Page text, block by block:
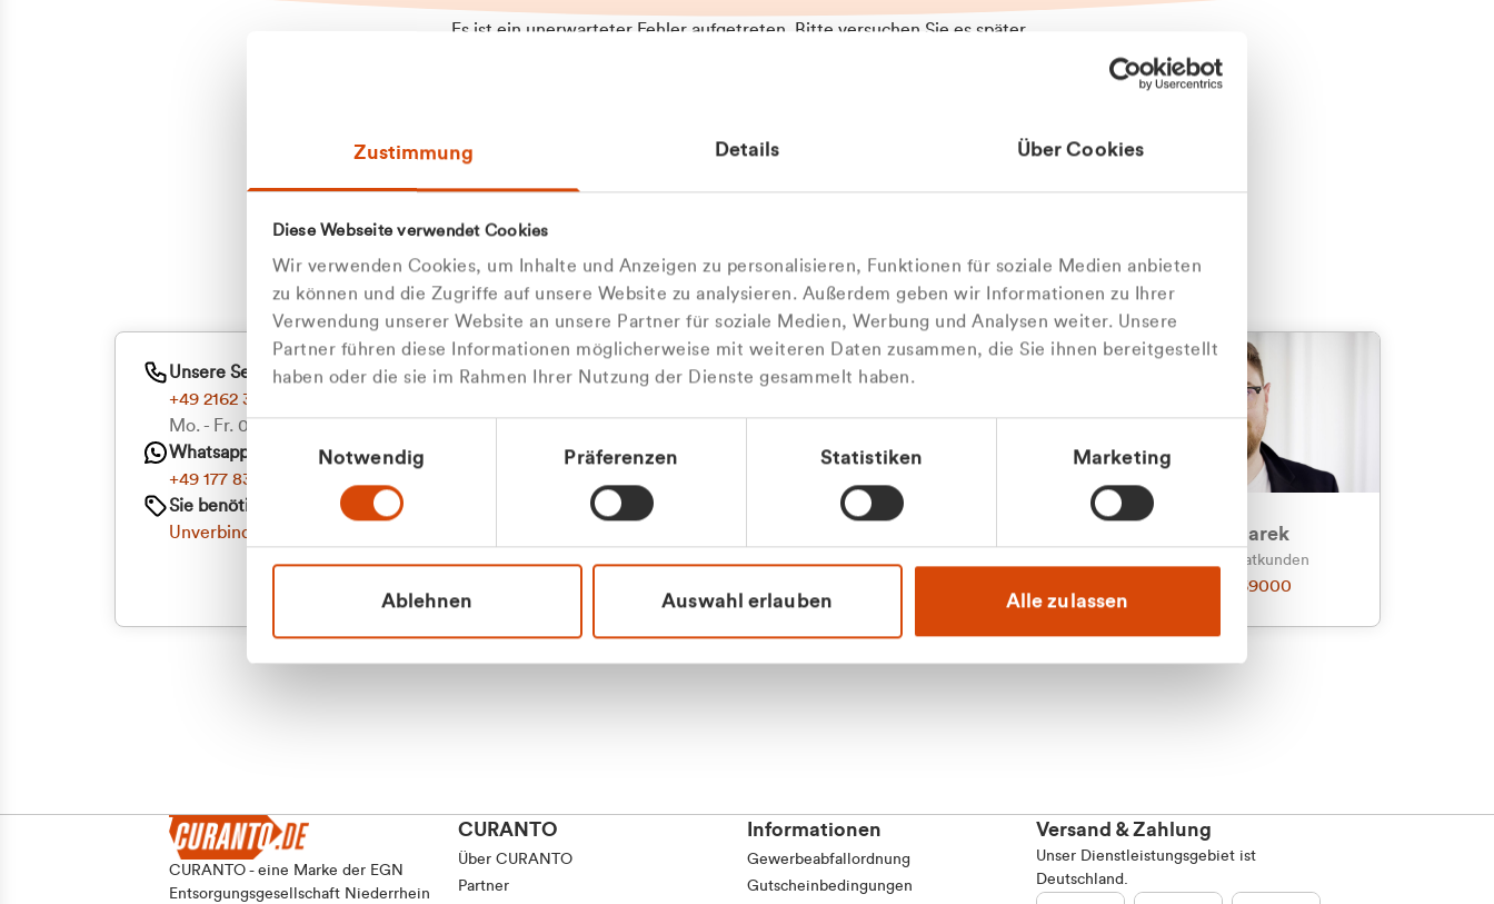
Zustimmung Details Über Cookies
Diese Webseite verwendet Cookies
Wir verwenden Cookies, um Inhalte und Anzeigen zu personalisieren, Funktionen für soziale Medien anbieten
zu können und die Zugriffe auf unsere Website zu analysieren. Außerdem geben wir Informationen zu Ihrer
Verwendung unserer Website an unsere Partner für soziale Medien, Werbung und Analysen weiter. Unsere
Partner führen diese Informationen möglicherweise mit weiteren Daten zusammen, die Sie ihnen bereitgestellt
haben oder die sie im Rahmen Ihrer Nutzung der Dienste gesammelt haben.
Einwilligungsauswahl
Notwendig Präferenzen Statistiken Marketing
Ablehnen Auswahl erlauben Alle zulassen
Es ist ein unerwarteter Fehler aufgetreten. Bitte versuchen Sie es später
aufgetretenen Fehler an. Wir entschuldigen uns für eventuelle
Unannehmlichkeiten.
Zum Abfallberater
Oder kontaktieren Sie uns persönlich
Wir sind gerne für Sie da
Unsere Service-Hotline
+49 2162 3769000
Mo. - Fr. 08.00 - 16:30 Uhr
Whatsapp
+49 177 8376058
Sie benötigen ein individuelles Angebot?
Unverbindliche Anfrage stellen
Julian Marek
Vertrieb - Privatkunden
0216 237 69000
CURANTO - eine Marke der EGN
Entsorgungsgesellschaft Niederrhein
CURANTO
Über CURANTO
Partner
Informationen
Gewerbeabfallordnung
Gutscheinbedingungen
Versand & Zahlung
Unser Dienstleistungsgebiet ist
Deutschland.